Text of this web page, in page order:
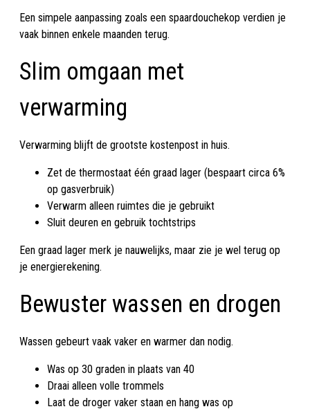
Een simpele aanpassing zoals een spaardouchekop verdien je
vaak binnen enkele maanden terug.
Slim omgaan met
verwarming
Verwarming blijft de grootste kostenpost in huis.
Zet de thermostaat één graad lager (bespaart circa 6%
op gasverbruik)
Verwarm alleen ruimtes die je gebruikt
Sluit deuren en gebruik tochtstrips
Een graad lager merk je nauwelijks, maar zie je wel terug op
je energierekening.
Bewuster wassen en drogen
Wassen gebeurt vaak vaker en warmer dan nodig.
Was op 30 graden in plaats van 40
Draai alleen volle trommels
Laat de droger vaker staan en hang was op